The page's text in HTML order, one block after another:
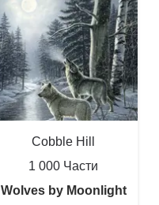
Cobble Hill
1 000 Части
Wolves by Moonlight